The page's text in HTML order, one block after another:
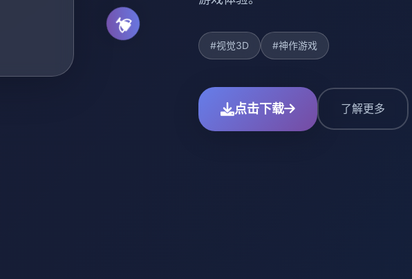
#视觉3D #神作游戏
点击下载 了解更多